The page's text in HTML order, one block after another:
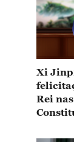
Xi
Rei